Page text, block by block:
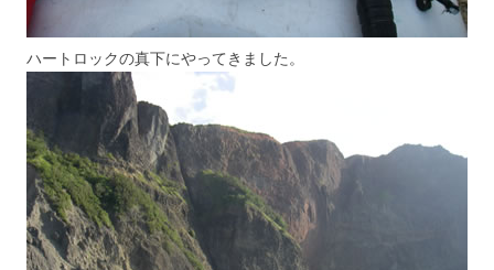
ハートロックの真下にやってきました。